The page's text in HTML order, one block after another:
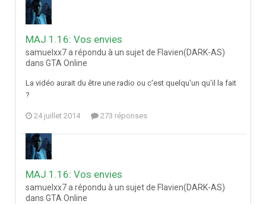
MAJ 1.16: Vos envies
samuelxx7 a répondu à un sujet de Flavien(DARK-AS)
dans GTA Online
La vidéo aurait du être une radio ou c'est quelqu'un qu'il la fait
?
24 juillet 2014 273 réponses
MAJ 1.16: Vos envies
samuelxx7 a répondu à un sujet de Flavien(DARK-AS)
dans GTA Online